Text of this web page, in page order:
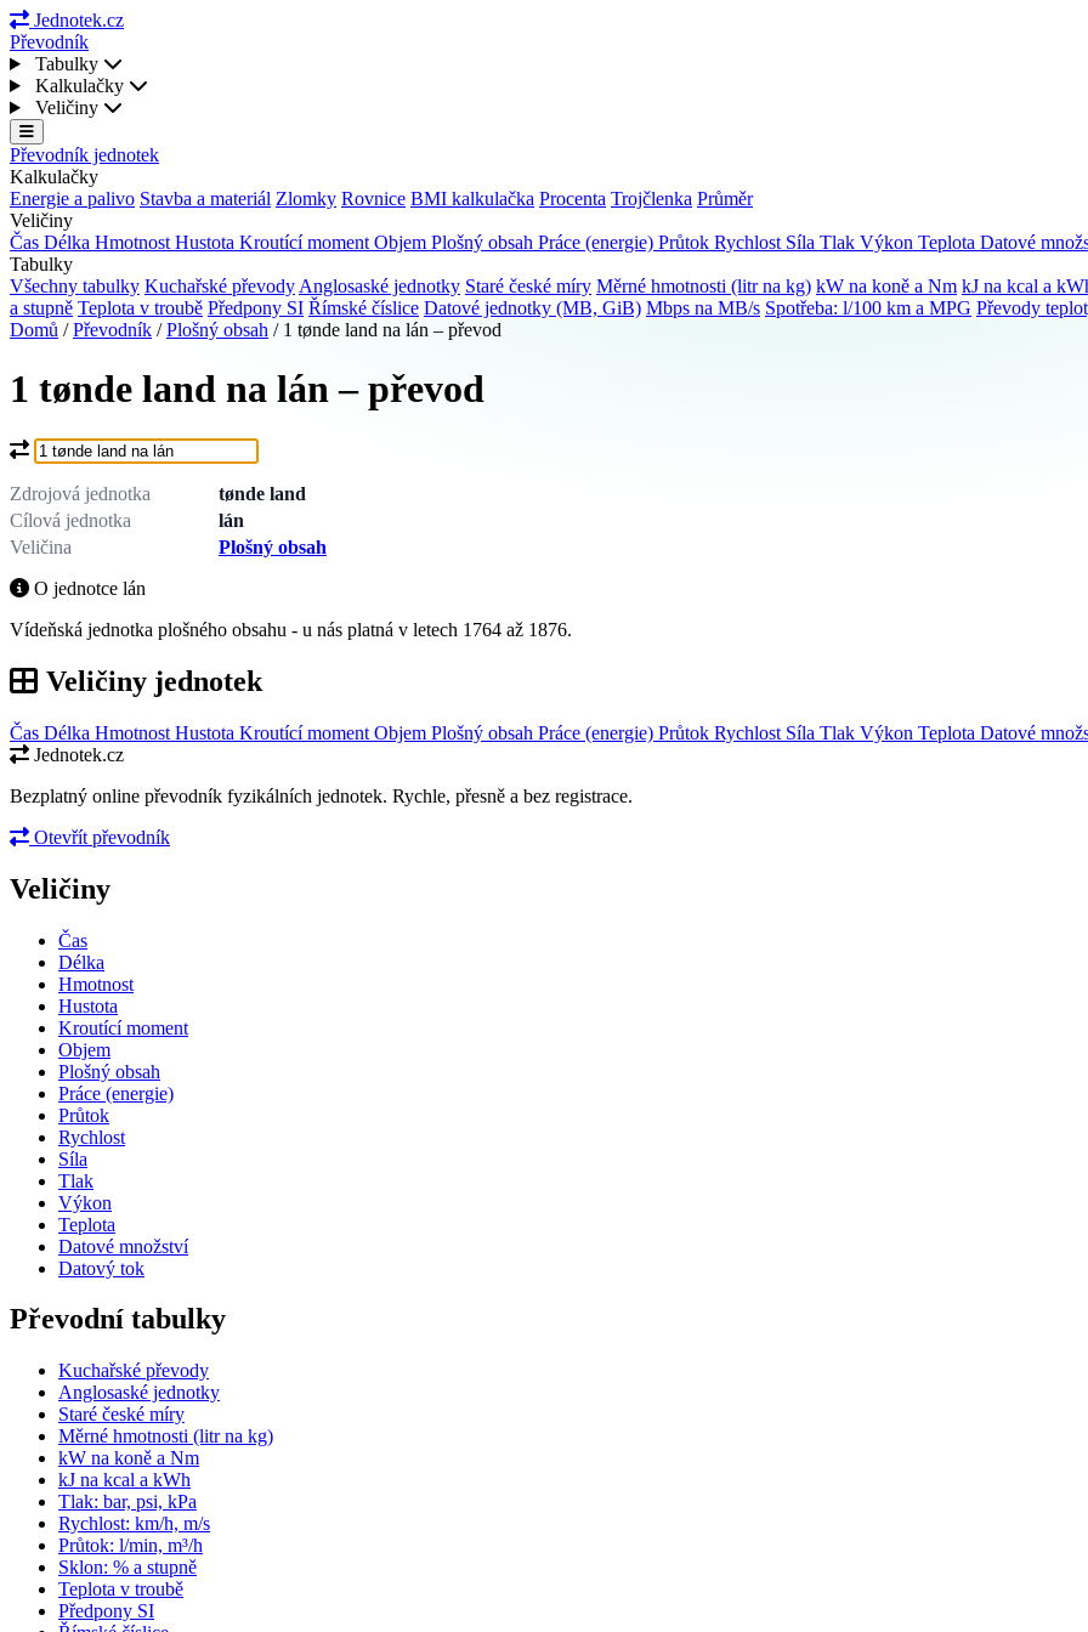
Jednotek.cz
Převodník
Tabulky
Kalkulačky
Veličiny
Převodník jednotek
Kalkulačky
Energie a palivo Stavba a materiál Zlomky Rovnice BMI kalkulačka Procenta Trojčlenka Průměr
Veličiny
Čas Délka Hmotnost Hustota Kroutící moment Objem Plošný obsah Práce (energie) Průtok Rychlost Síla Tlak Výkon Teplota Datové
Tabulky
Všechny tabulky Kuchařské převody Anglosaské jednotky Staré české míry Měrné hmotnosti (litr na kg) kW na koně a Nm kJ na kcal a
a stupně Teplota v troubě Předpony SI Římské číslice Datové jednotky (MB, GiB) Mbps na MB/s Spotřeba: l/100 km a MPG Převody
Domů / Převodník / Plošný obsah / 1 tønde land na lán – převod
1 tønde land na lán – převod
Co chcete převést?
Zdrojová jednotka
tønde land
Cílová jednotka
lán
Veličina
Plošný obsah
O jednotce lán
Vídeňská jednotka plošného obsahu - u nás platná v letech 1764 až 1876.
Veličiny jednotek
Čas Délka Hmotnost Hustota Kroutící moment Objem Plošný obsah Práce (energie) Průtok Rychlost Síla Tlak Výkon Teplota Datové
Jednotek.cz
Bezplatný online převodník fyzikálních jednotek. Rychle, přesně a bez registrace.
Otevřít převodník
Veličiny
Čas
Délka
Hmotnost
Hustota
Kroutící moment
Objem
Plošný obsah
Práce (energie)
Průtok
Rychlost
Síla
Tlak
Výkon
Teplota
Datové množství
Datový tok
Převodní tabulky
Kuchařské převody
Anglosaské jednotky
Staré české míry
Měrné hmotnosti (litr na kg)
kW na koně a Nm
kJ na kcal a kWh
Tlak: bar, psi, kPa
Rychlost: km/h, m/s
Průtok: l/min, m³/h
Sklon: % a stupně
Teplota v troubě
Předpony SI